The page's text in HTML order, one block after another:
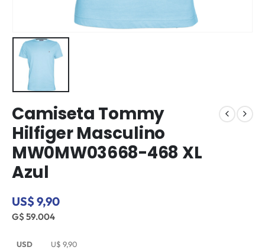
Camiseta Tommy
Hilfiger Masculino
MW0MW03668-468 XL
Azul
US$ 9,90
G$ 59.004
USD U$ 9,90